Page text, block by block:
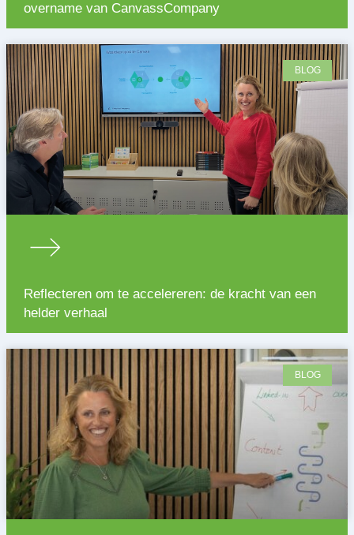
overname van CanvassCompany
BLOG
Reflecteren om te accelereren: de kracht van een
helder verhaal
BLOG